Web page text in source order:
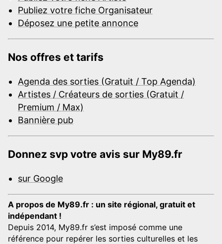
Publiez votre fiche Organisateur
Déposez une petite annonce
Nos offres et tarifs
Agenda des sorties (Gratuit / Top Agenda)
Artistes / Créateurs de sorties (Gratuit /
Premium / Max)
Bannière pub
Donnez svp votre avis sur My89.fr
sur Google
A propos de My89.fr : un site régional, gratuit et
indépendant !
Depuis 2014, My89.fr s’est imposé comme une
référence pour repérer les sorties culturelles et les